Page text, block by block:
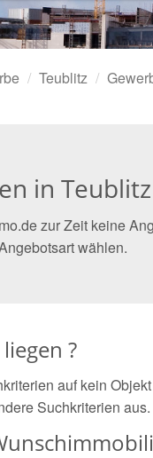
Teublitz
in Teublitz
zur Zeit keine
wählen.
?
auf kein
Suchkriterien aus.